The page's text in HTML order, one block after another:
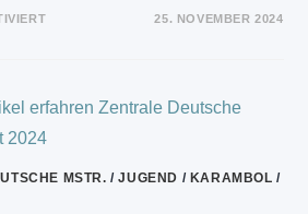
FÜR
ÜBERAUS
POSITIVE
25. NOVEMBER 2024
MSTR. /JUGEND / KARAMBOL /